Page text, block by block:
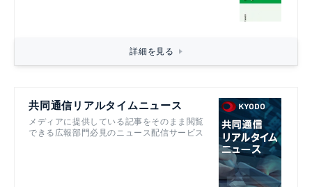
詳細を見る
共同通信リアルタイムニュース
メディアに提供している記事をそのまま閲覧
できる広報部門必見のニュース配信サービス